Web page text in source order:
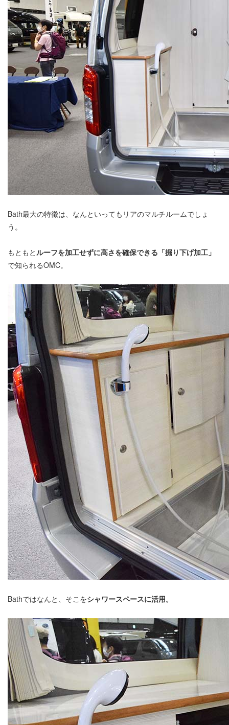
Bath最大の特徴は、なんといってもリアのマルチルームでしょ
う。
もともとルーフを加工せずに高さを確保できる「掘り下げ加工」
で知られるOMC。
Bathではなんと、そこをシャワースペースに活用。